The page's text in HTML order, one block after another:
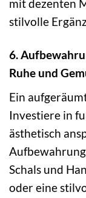
mit dezenten
stilvolle
6.
Ruhe und
Ein
Investiere in
ästhetisch
Schals und
oder eine